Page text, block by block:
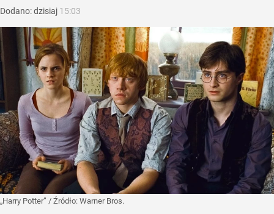
Dodano:dzisiaj 15:03
„Harry Potter” / Źródło: Warner Bros.